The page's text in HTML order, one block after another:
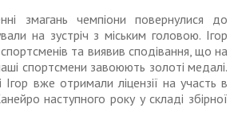
змагань чемпіони повернулися до
на зустріч з міським головою. Ігор
та виявив сподівання, що на
спортсмени завоюють золоті медалі.
вже отримали ліцензії на участь в
наступного року у складі збірної